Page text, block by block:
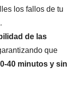
los fallos de tu
de las
que
40 minutos y sin